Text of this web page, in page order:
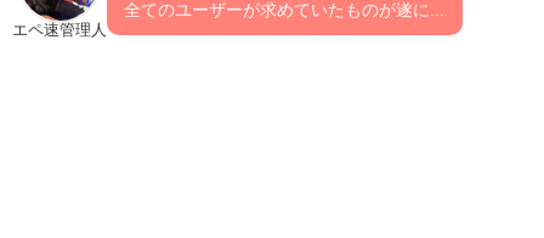
エペ速管理人
全てのユーザーが求めていたものが遂に...